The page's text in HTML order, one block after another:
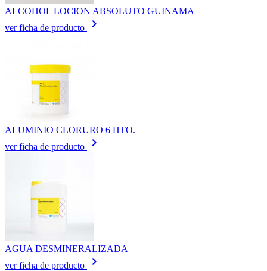
ALCOHOL LOCION ABSOLUTO GUINAMA
ver ficha de producto
keyboard_arrow_right
ALUMINIO CLORURO 6 HTO.
ver ficha de producto
keyboard_arrow_right
AGUA DESMINERALIZADA
ver ficha de producto
keyboard_arrow_right